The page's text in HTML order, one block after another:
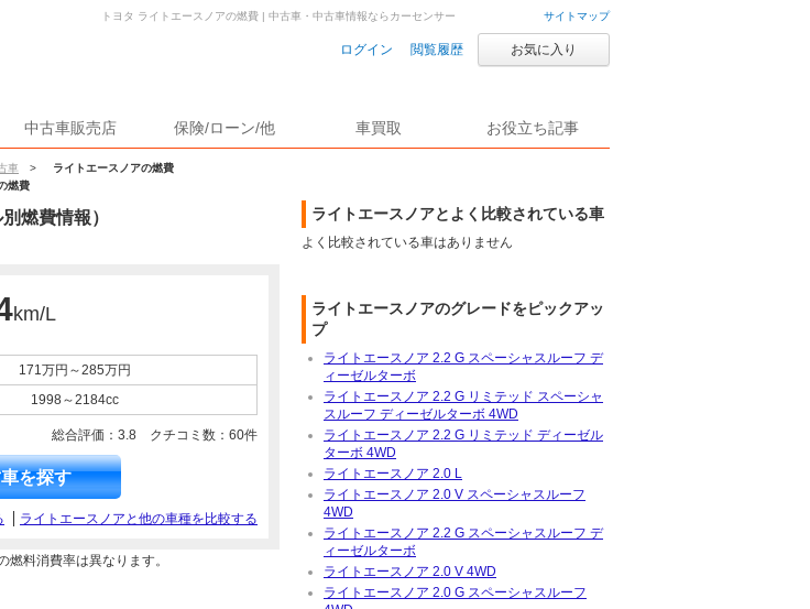
サイトマップ
ログイン 閲覧履歴 お気に入り
中古車販売店 保険/ローン/他 車買取 お役立ち記事
車 >
ライトエースノアの燃費
燃費
トヨタ ライトエースノアの燃費 | 中古車・中古車情報ならカーセンサー
燃費情報）
km/L
171万円～285万円
1998～2184cc
総合評価： 3.8 クチコミ数： 60件
を探す
ライトエースノアと他の車種を比較する
料消費率は異なります。
ライトエースノアとよく比較されている車
よく比較されている車はありません
ライトエースノアのグレードをピックアッ
プ
ライトエースノア 2.2 G スペーシャスルーフ デ
ィーゼルターボ
ライトエースノア 2.2 G リミテッド スペーシャ
スルーフ ディーゼルターボ 4WD
ライトエースノア 2.2 G リミテッド ディーゼル
ターボ 4WD
ライトエースノア 2.0 L
ライトエースノア 2.0 V スペーシャスルーフ
4WD
ライトエースノア 2.2 G スペーシャスルーフ デ
ィーゼルターボ
ライトエースノア 2.0 V 4WD
ライトエースノア 2.0 G スペーシャスルーフ